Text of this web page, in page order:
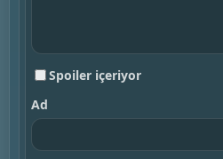
Spoiler içeriyor
Ad